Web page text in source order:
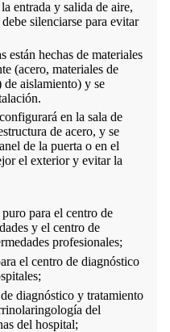
entrada y salida de aire,
silenciarse para evitar
están hechas de materiales
(acero, materiales de
aislamiento) y se
en la sala de
de acero, y se
de la puerta o en el
el exterior y evitar la
para el centro de
y el centro de
profesionales;
el centro de diagnóstico
diagnóstico y tratamiento
del
del hospital;